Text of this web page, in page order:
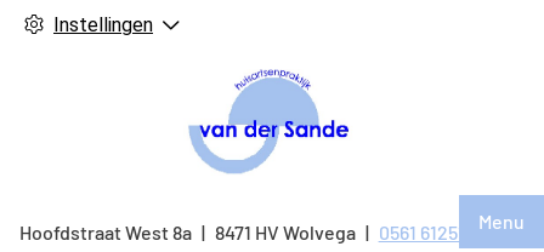
Instellingen
Menu
Hoofdstraat West8a 8471 HV Wolvega Tel:
0561 612514